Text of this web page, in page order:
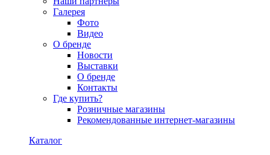
Галерея
Фото
Видео
О бренде
Новости
Выставки
О бренде
Контакты
Где купить?
Розничные магазины
Рекомендованные интернет-магазины
Каталог